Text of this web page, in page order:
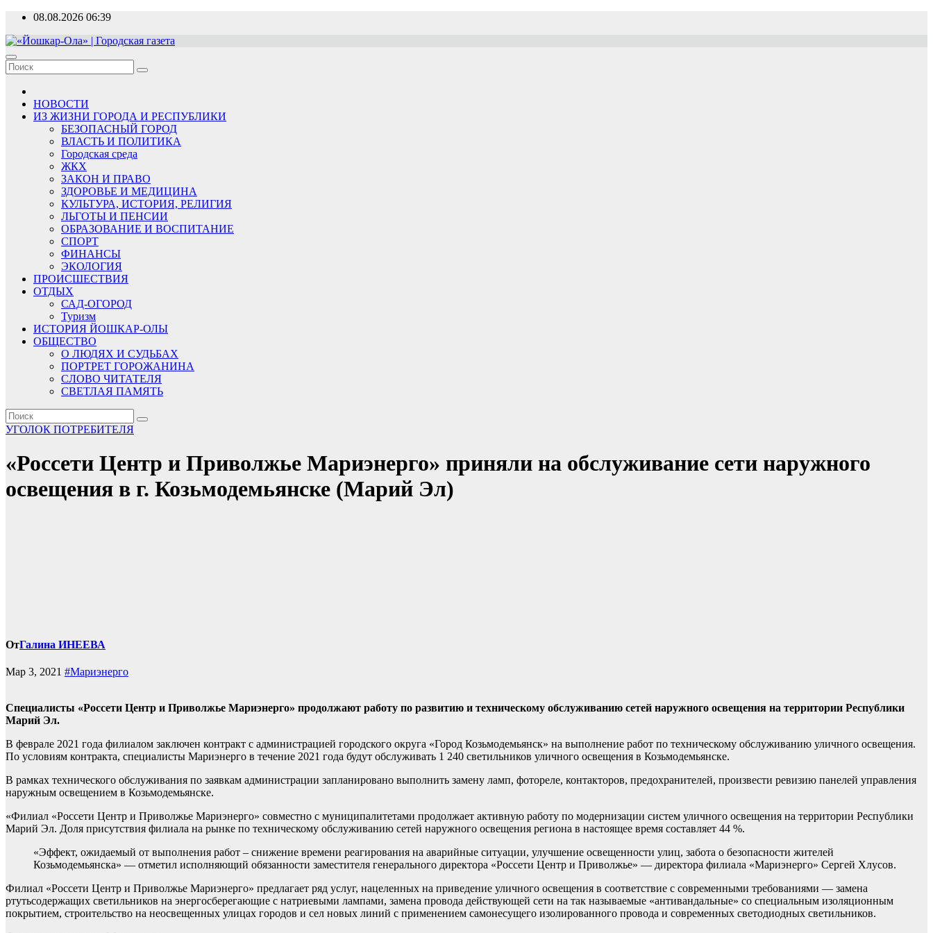
Перейти
содержимому
08.08.2026 06:39
«Йошкар-Ола» | Городская газета
Новости, события, люди
НОВОСТИ
ИЗ ЖИЗНИ ГОРОДА И РЕСПУБЛИКИ
БЕЗОПАСНЫЙ ГОРОД
ВЛАСТЬ И ПОЛИТИКА
Городская среда
ЖКХ
ЗАКОН И ПРАВО
ЗДОРОВЬЕ И МЕДИЦИНА
КУЛЬТУРА, ИСТОРИЯ, РЕЛИГИЯ
ЛЬГОТЫ И ПЕНСИИ
ОБРАЗОВАНИЕ И ВОСПИТАНИЕ
СПОРТ
ФИНАНСЫ
ЭКОЛОГИЯ
ПРОИСШЕСТВИЯ
ОТДЫХ
САД-ОГОРОД
Туризм
ИСТОРИЯ ЙОШКАР-ОЛЫ
ОБЩЕСТВО
О ЛЮДЯХ И СУДЬБАХ
ПОРТРЕТ ГОРОЖАНИНА
СЛОВО ЧИТАТЕЛЯ
СВЕТЛАЯ ПАМЯТЬ
УГОЛОК ПОТРЕБИТЕЛЯ
«Россети Центр и Приволжье Мариэнерго» приняли на обслуживание сети наружного
освещения в г. Козьмодемьянске (Марий Эл)
ОтГалина ИНЕЕВА
Мар 3, 2021 #Мариэнерго
Специалисты «Россети Центр и Приволжье Мариэнерго» продолжают работу по развитию и техническому обслуживанию сетей наружного освещения на территории Республики
Марий Эл.
В феврале 2021 года филиалом заключен контракт с администрацией городского округа «Город Козьмодемьянск» на выполнение работ по техническому обслуживанию уличного освещения.
По условиям контракта, специалисты Мариэнерго в течение 2021 года будут обслуживать 1 240 светильников уличного освещения в Козьмодемьянске.
В рамках технического обслуживания по заявкам администрации запланировано выполнить замену ламп, фотореле, контакторов, предохранителей, произвести ревизию панелей управления
наружным освещением в Козьмодемьянске.
«Филиал «Россети Центр и Приволжье Мариэнерго» совместно с муниципалитетами продолжает активную работу по модернизации систем уличного освещения на территории Республики
Марий Эл. Доля присутствия филиала на рынке по техническому обслуживанию сетей наружного освещения региона в настоящее время составляет 44 %.
«Эффект, ожидаемый от выполнения работ – снижение времени реагирования на аварийные ситуации, улучшение освещенности улиц, забота о безопасности жителей
Козьмодемьянска» — отметил исполняющий обязанности заместителя генерального директора «Россети Центр и Приволжье» — директора филиала «Мариэнерго» Сергей Хлусов.
Филиал «Россети Центр и Приволжье Мариэнерго» предлагает ряд услуг, нацеленных на приведение уличного освещения в соответствие с современными требованиями — замена
ртутьсодержащих светильников на энергосберегающие с натриевыми лампами, замена провода действующей сети на так называемые «антивандальные» со специальным изоляционным
покрытием, строительство на неосвещенных улицах городов и сел новых линий с применением самонесущего изолированного провода и современных светодиодных светильников.